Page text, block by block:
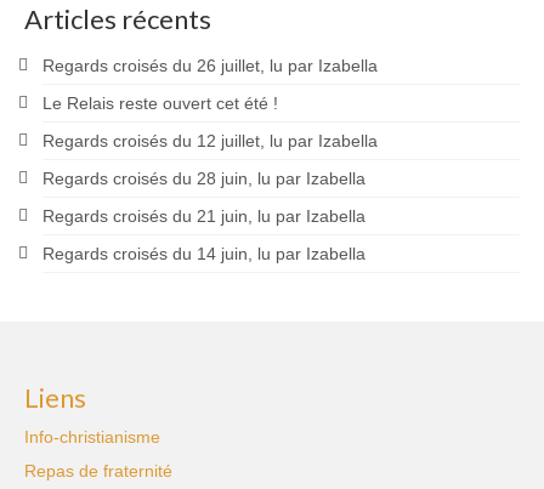
Articles récents
Regards croisés du 26 juillet, lu par Izabella
Le Relais reste ouvert cet été !
Regards croisés du 12 juillet, lu par Izabella
Regards croisés du 28 juin, lu par Izabella
Regards croisés du 21 juin, lu par Izabella
Regards croisés du 14 juin, lu par Izabella
Liens
Info-christianisme
Repas de fraternité